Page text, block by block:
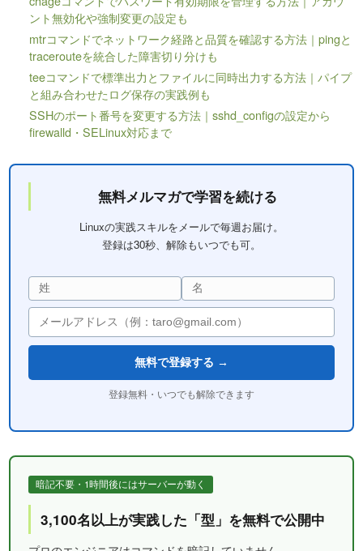
ント無効化や強制変更の設定も
mtrコマンドでネットワーク経路と品質を確認する方法｜pingと
tracerouteを統合した障害切り分けも
teeコマンドで標準出力とファイルに同時出力する方法｜パイプ
と組み合わせたログ保存の実践例も
SSHのポート番号を変更する方法｜sshd_configの設定から
firewalld・SELinux対応まで
無料メルマガで学習を続ける
Linuxの実践スキルをメールで毎週お届け。
登録は30秒、解除もいつでも可。
無料で登録する →
登録無料・いつでも解除できます
暗記不要・1時間後にはサーバーが動く
3,100名以上が実践した「型」を無料で公開中